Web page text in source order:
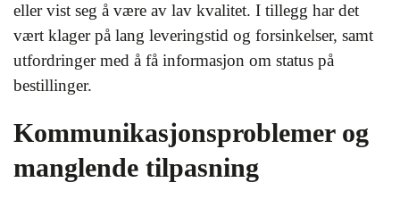
eller vist seg å være av lav kvalitet. I tillegg har det
vært klager på lang leveringstid og forsinkelser, samt
utfordringer med å få informasjon om status på
bestillinger.
Kommunikasjonsproblemer og
manglende tilpasning